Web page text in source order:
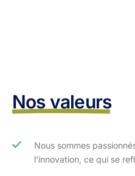
Nos valeurs
Nous sommes
l’innovation, ce qui se